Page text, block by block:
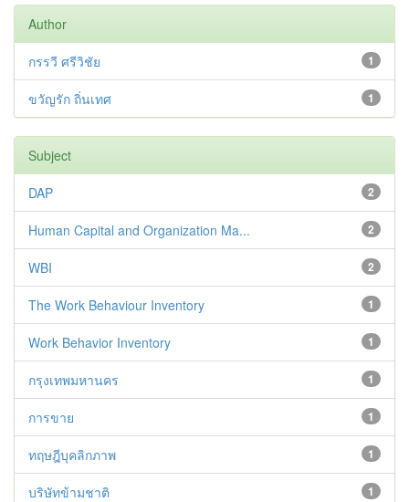
Author
1
กรรวี ศรีวิชัย
1
ขวัญรัก ถิ่นเทศ
Subject
2
DAP
2
Human Capital and Organization Ma...
2
WBI
1
The Work Behaviour Inventory
1
Work Behavior Inventory
1
กรุงเทพมหานคร
1
การขาย
1
ทฤษฎีบุคลิกภาพ
1
บริษัทข้ามชาติ